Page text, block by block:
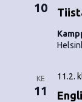
10
KE
11
11.2.